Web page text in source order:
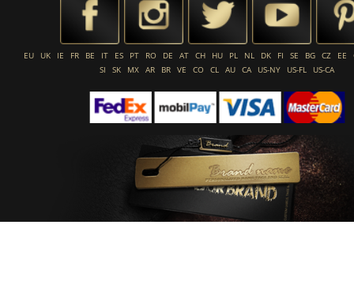
EU UK IE FR BE IT ES PT RO DE AT CH HU PL NL DK FI SE BG CZ EE
SI
SK MX AR BR VE CO CL AU CA US-NY US-FL US-CA